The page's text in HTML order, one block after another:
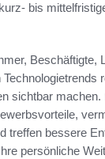
bis
Beschäftigte,
sichtbar
treffen bessere
persönliche